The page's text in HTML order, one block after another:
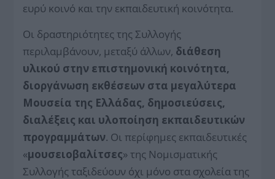
ευρύ κοινό και την εκπαιδευτική κοινότητα.
Οι δραστηριότητες της Συλλογής
περιλαμβάνουν, μεταξύ άλλων, διάθεση
υλικού στην επιστημονική κοινότητα,
διοργάνωση εκθέσεων στα μεγαλύτερα
Μουσεία της Ελλάδας, δημοσιεύσεις,
διαλέξεις και υλοποίηση εκπαιδευτικών
προγραμμάτων. Οι περίφημες εκπαιδευτικές
«μουσειοβαλίτσες» της Νομισματικής
Συλλογής ταξιδεύουν όχι μόνο στα σχολεία της